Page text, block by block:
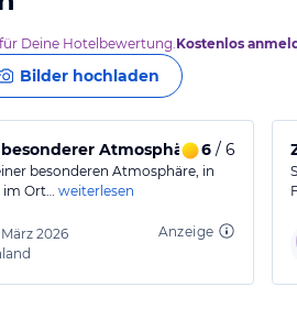
für Deine Hotelbewertung.Kostenlos
Bilder hochladen
Atmosphäre.6 / 6
besonderen Atmosphäre, in
im Ort… weiterlesen
März 2026
Anzeige